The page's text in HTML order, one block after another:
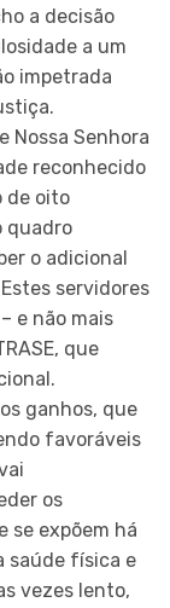
a decisão
a um
impetrada
Nossa Senhora
reconhecido
de oito
quadro
o adicional
servidores
e não mais
que
ganhos, que
favoráveis
os
se expõem há
saúde física e
vezes lento,